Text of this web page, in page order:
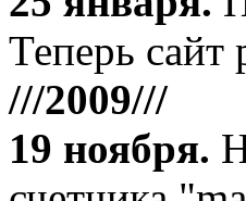
Теперь сайт
///2009///
19 ноября.